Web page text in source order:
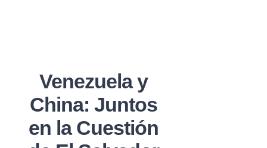
Venezuela y
China: Juntos
en la Cuestión